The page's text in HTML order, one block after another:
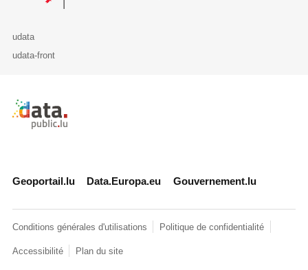
udata
udata-front
Retour à l'accueil de data.public.lu
Geoportail.lu Data.Europa.eu Gouvernement.lu
Conditions générales d'utilisations Politique de confidentialité
Accessibilité Plan du site